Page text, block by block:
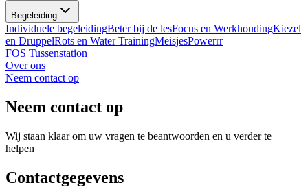
Begeleiding
Individuele begeleidingBeter bij de lesFocus en WerkhoudingKiezel
en DruppelRots en Water TrainingMeisjesPowerrr
FOS Tussenstation
Over ons
Neem contact op
Neem contact op
Wij staan klaar om uw vragen te beantwoorden en u verder te
helpen
Contactgegevens